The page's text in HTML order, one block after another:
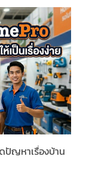
ปัญหาเรื่องบ้าน